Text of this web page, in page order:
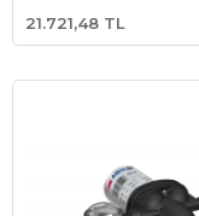
21.721,48 TL